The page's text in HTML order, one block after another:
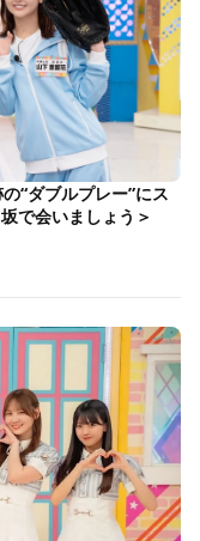
“ダブルプレー”にス
で会いましょう＞